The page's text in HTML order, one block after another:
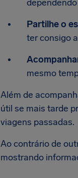
Partilhe o
ter consigo
mesmo
Além de
útil se mais tarde
viagens passadas.
Ao contrário de
mostrando